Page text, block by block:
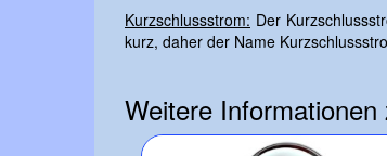
Kurzschlussstrom: Der
kurz, daher der Name
Weitere